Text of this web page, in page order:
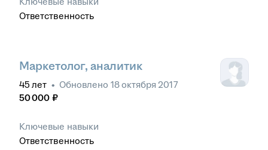
Ответственность
Маркетолог, аналитик
45 лет • Обновлено 18 октября 2017
50 000 ₽
Ключевые навыки
Ответственность